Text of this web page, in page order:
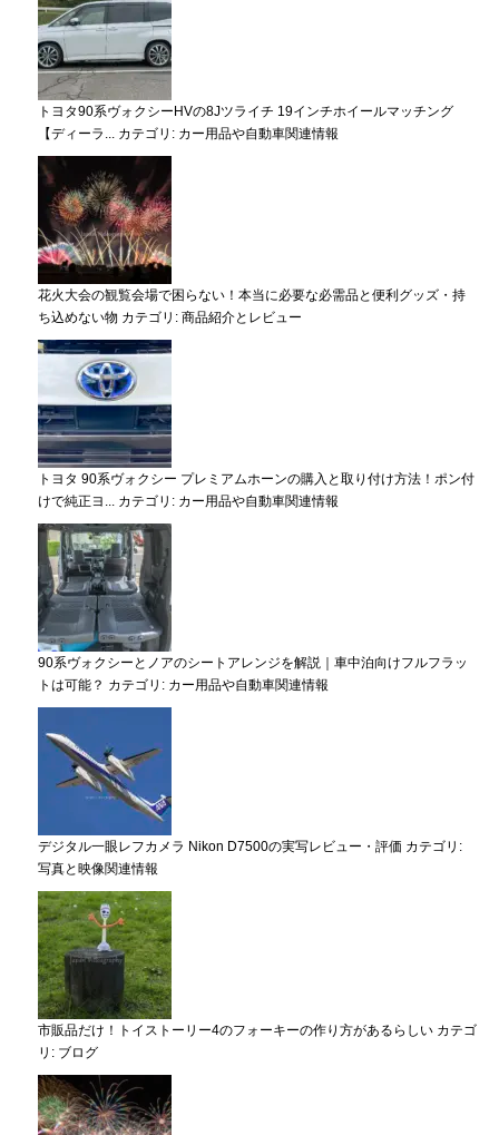
トヨタ90系ヴォクシーHVの8Jツライチ 19インチホイールマッチング
【ディーラ...
カテゴリ: カー用品や自動車関連情報
花火大会の観覧会場で困らない！本当に必要な必需品と便利グッズ・持
ち込めない物 カテゴリ: 商品紹介とレビュー
トヨタ 90系ヴォクシー プレミアムホーンの購入と取り付け方法！ポン付
けで純正ヨ...
カテゴリ: カー用品や自動車関連情報
90系ヴォクシーとノアのシートアレンジを解説｜車中泊向けフルフラッ
トは可能？ カテゴリ: カー用品や自動車関連情報
デジタル一眼レフカメラ Nikon D7500の実写レビュー・評価 カテゴリ:
写真と映像関連情報
市販品だけ！トイストーリー4のフォーキーの作り方があるらしい カテゴ
リ: ブログ